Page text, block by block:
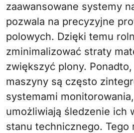
zaawansowane systemy
pozwala na precyzyjne
polowych. Dzięki temu
zminimalizować straty
zwiększyć plony.
maszyny są często
systemami
umożliwiają śledzenie ich
stanu technicznego. Tego